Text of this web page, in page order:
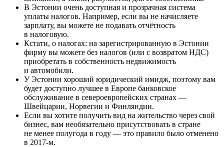
В Эстонии очень доступная и прозрачная система
уплаты налогов. Например, если вы не начисляете
зарплату, вы можете не подавать отчётность
в налоговую.
Кстати, о налогах: на зарегистрированную в Эстонии
фирму вы можете без налогов (или с возвратом НДС)
приобретать в собственность недвижимость
и автомобили.
У Эстонии хороший юридический имидж, поэтому вам
будет доступно лучшее в Европе банковское
обслуживание в североевропейских странах —
Швейцарии, Норвегии и Финляндии.
Если вы хотите получить вид на жительство через свой
бизнес, вам необязательно присутствовать в стране
не менее полугода в году — это правило было отменено
в 2017-м.